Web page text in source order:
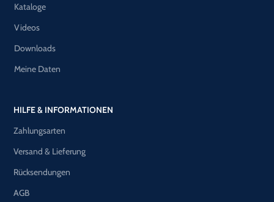
Kataloge
Videos
Downloads
Meine Daten
HILFE & INFORMATIONEN
Zahlungsarten
Versand & Lieferung
Rücksendungen
AGB